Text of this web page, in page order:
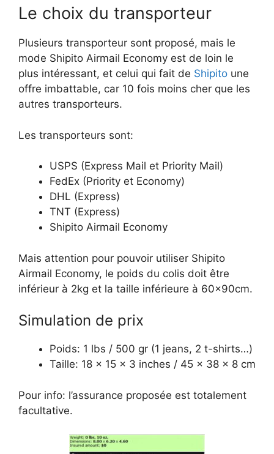
Le choix du transporteur
Plusieurs transporteur sont proposé, mais le
mode Shipito Airmail Economy est de loin le
plus intéressant, et celui qui fait de Shipito une
offre imbattable, car 10 fois moins cher que les
autres transporteurs.
Les transporteurs sont:
USPS (Express Mail et Priority Mail)
FedEx (Priority et Economy)
DHL (Express)
TNT (Express)
Shipito Airmail Economy
Mais attention pour pouvoir utiliser Shipito
Airmail Economy, le poids du colis doit être
inférieur à 2kg et la taille inférieure à 60x90cm.
Simulation de prix
Poids: 1 lbs / 500 gr (1 jeans, 2 t-shirts…)
Taille: 18 x 15 x 3 inches / 45 x 38 x 8 cm
Pour info: l’assurance proposée est totalement
facultative.